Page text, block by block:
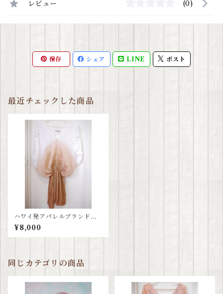
レビュー (0)
保存 シェア LINE ポスト
最近チェックした商品
ハワイ発アパレルブランド≪
ティアレハワイ tiare hawaii
≫ グラデーションワンピース
¥8,000
同じカテゴリの商品